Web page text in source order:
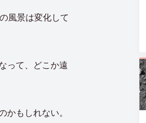
風景は変化して
って、どこか遠
かもしれない。